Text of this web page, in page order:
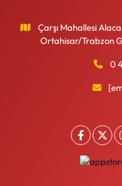
Çarşı Mahallesi
Ortahisar/Trabzon
0